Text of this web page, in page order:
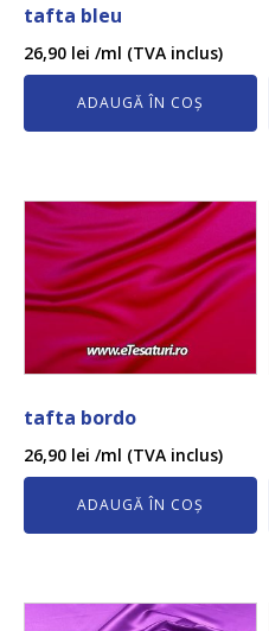
tafta bleu
26,90 lei /ml (TVA inclus)
ADAUGĂ ÎN COȘ
tafta bordo
26,90 lei /ml (TVA inclus)
ADAUGĂ ÎN COȘ